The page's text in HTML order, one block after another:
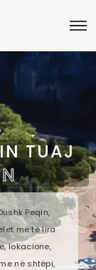
TUAJ
Peqin,
më të lira
lokacione,
në shtëpi,